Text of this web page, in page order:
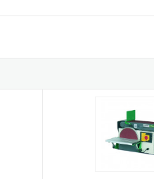
Lijadora de banda y